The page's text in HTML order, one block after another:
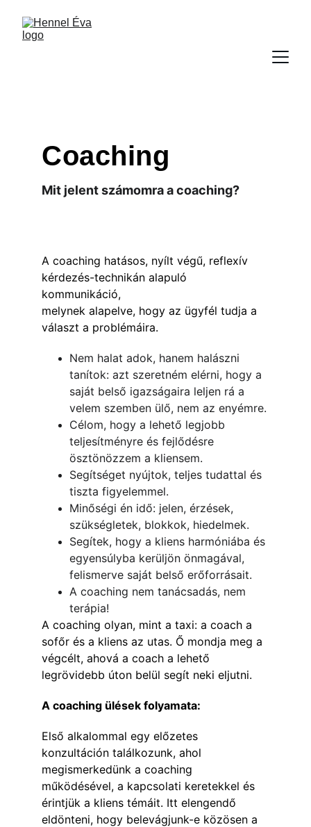
Coaching
Mit jelent számomra a coaching?
A coaching hatásos, nyílt végű, reflexív
kérdezés-technikán alapuló
kommunikáció,
melynek alapelve, hogy az ügyfél tudja a
választ a problémáira.
Nem halat adok, hanem halászni
tanítok: azt szeretném elérni, hogy a
saját belső igazságaira leljen rá a
velem szemben ülő, nem az enyémre.
Célom, hogy a lehető legjobb
teljesítményre és fejlődésre
ösztönözzem a kliensem.
Segítséget nyújtok, teljes tudattal és
tiszta figyelemmel.
Minőségi én idő: jelen, érzések,
szükségletek, blokkok, hiedelmek.
Segítek, hogy a kliens harmóniába és
egyensúlyba kerüljön önmagával,
felismerve saját belső erőforrásait.
A coaching nem tanácsadás, nem
terápia!
A coaching olyan, mint a taxi: a coach a
sofőr és a kliens az utas. Ő mondja meg a
végcélt, ahová a coach a lehető
legrövidebb úton belül segít neki eljutni.
A coaching ülések folyamata:
Első alkalommal egy előzetes
konzultáción találkozunk, ahol
megismerkedünk a coaching
működésével, a kapcsolati keretekkel és
érintjük a kliens témáit. Itt elengendő
eldönteni, hogy belevágjunk-e közösen a